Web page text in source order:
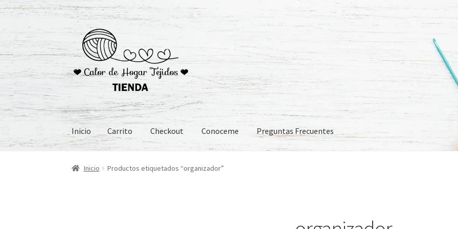
Ir
la
navegación
Ir
contenido
Inicio Carrito Checkout Conoceme Preguntas Frecuentes
Inicio Carrito Checkout Conoceme Preguntas Frecuentes
Inicio Productos etiquetados “organizador”